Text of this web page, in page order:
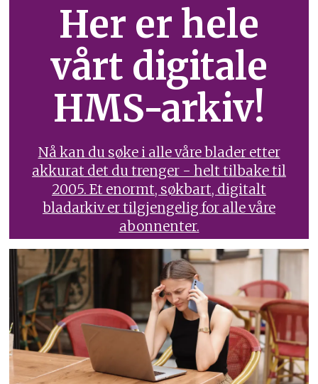
Her er hele
vårt digitale
HMS-arkiv!
Nå kan du søke i alle våre blader etter
akkurat det du trenger - helt tilbake til
2005. Et enormt, søkbart, digitalt
bladarkiv er tilgjengelig for alle våre
abonnenter.